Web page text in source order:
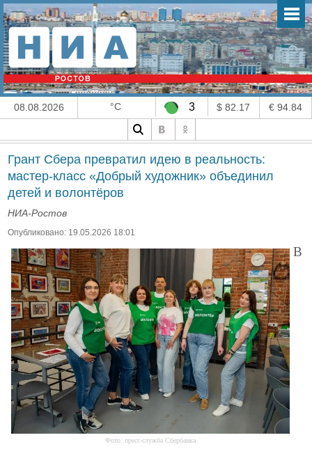
08.08.2026 °C 3 $ 82.17 € 94.84
Грант Сбера превратил идею в реальность:
мастер-класс «Добрый художник» объединил
детей и волонтёров
НИА-Ростов
Опубликовано: 19.05.2026 18:01
Фото: пресс-служба Сбербанка
В